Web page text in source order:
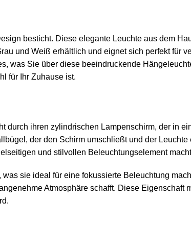
besticht. Diese elegante Leuchte aus dem
und Weiß erhältlich und eignet sich perfekt für
was Sie über diese beeindruckende
für Ihr Zuhause ist.
durch ihren zylindrischen Lampenschirm, der in
der den Schirm umschließt und der
und stilvollen Beleuchtungselement
sie ideal für eine fokussierte Beleuchtung
Atmosphäre schafft. Diese Eigenschaft